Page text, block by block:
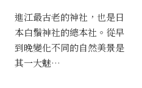
進江最古老的神社，也是日
本白鬚神社的總本社。從早
到晚變化不同的自然美景是
其一大魅…